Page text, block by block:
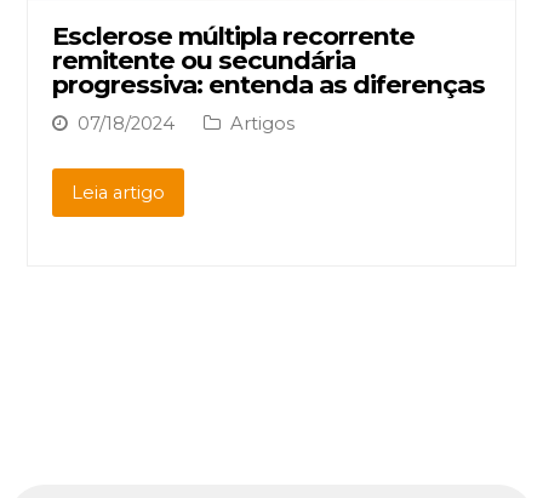
Esclerose múltipla recorrente
remitente ou secundária
progressiva: entenda as diferenças
07/18/2024 Artigos
Leia artigo